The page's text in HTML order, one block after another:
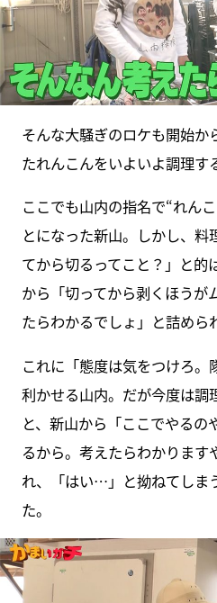
そんな大騒ぎのロケも開始か
たれんこんをいよいよ調理す
ここでも山内の指名で“れん
とになった新山。しかし、
てから切るってこと？」と的
から「切ってから剥くほうが
たらわかるでしょ」と詰めら
これに「態度は気をつけろ
利かせる山内。だが今度は調
と、新山から「ここでやる
るから。考えたらわかります
れ、「はい…」と拗ねてしま
た。